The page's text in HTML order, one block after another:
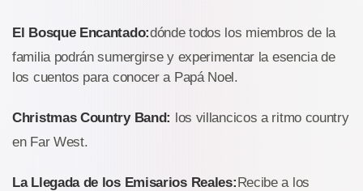
El Bosque Encantado:dónde todos los miembros de la
familia podrán sumergirse y experimentar la esencia de
los cuentos para conocer a Papá Noel.
Christmas Country Band: los villancicos a ritmo country
en Far West.
La Llegada de los Emisarios Reales:Recibe a los